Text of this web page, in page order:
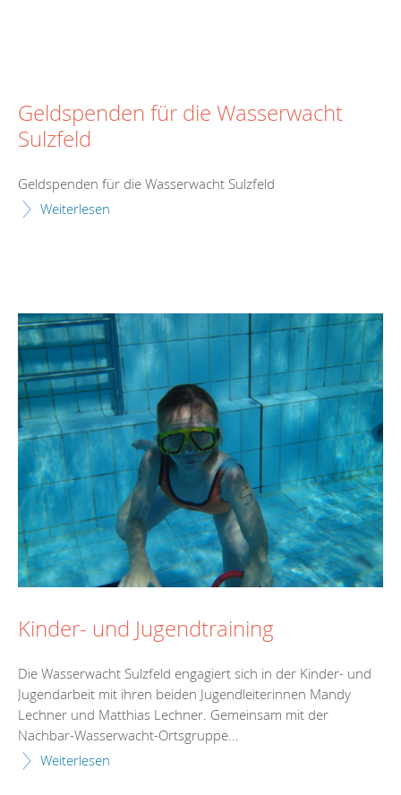
Geldspenden für die Wasserwacht
Sulzfeld
Geldspenden für die Wasserwacht Sulzfeld
Weiterlesen
Kinder- und Jugendtraining
Die Wasserwacht Sulzfeld engagiert sich in der Kinder- und
Jugendarbeit mit ihren beiden Jugendleiterinnen Mandy
Lechner und Matthias Lechner. Gemeinsam mit der
Nachbar-Wasserwacht-Ortsgruppe...
Weiterlesen